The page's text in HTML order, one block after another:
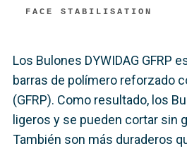
FACE STABILISATION​
Los Bulones DYWIDAG GFRP
barras de polímero reforzado
(GFRP). Como resultado, los
ligeros y se pueden cortar sin
También son más duraderos